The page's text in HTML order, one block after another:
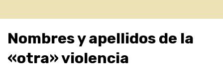
Nombres y apellidos de la
«otra» violencia